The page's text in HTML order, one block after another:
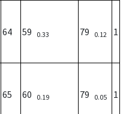
64 59 0.33 79 0.12 1
65 60 0.19 79 0.05 1